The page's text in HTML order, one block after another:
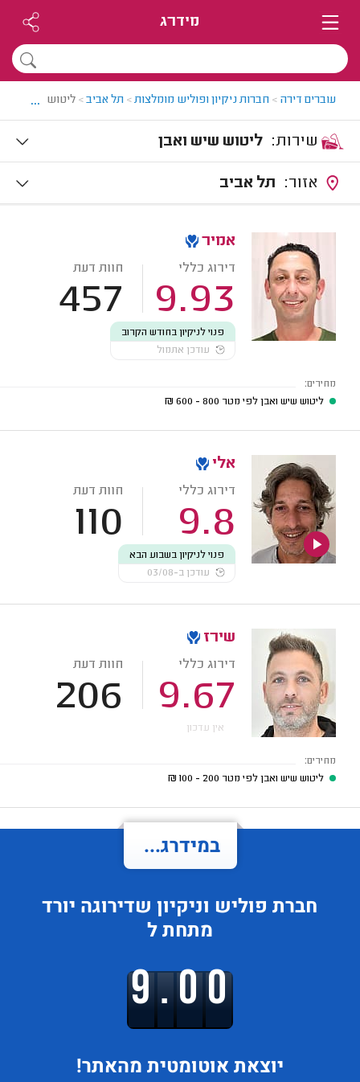
מידרג
עוברים דירה > חברות ניקיון ופוליש מומלצות> תל אביב> ליטוש שיש
...
ליטוש שיש ואבן
תל אביב
אמיר
דירוג כללי
9.93
חוות דעת
457
פנוי לניקיון בחודש הקרוב
עודכן אתמול
מחירים:
ליטוש שיש ואבן לפי מטר 800 - 600
₪
אלי
דירוג כללי
9.8
חוות דעת
110
פנוי לניקיון בשבוע הבא
עודכן ב-03/08
שירז
דירוג כללי
9.67
חוות דעת
206
אין עדכון
מחירים:
ליטוש שיש ואבן לפי מטר 200 - 100
₪
במידרג...
חברת פוליש וניקיון שדירוגה יורד
מתחת ל
9.00
יוצאת אוטומטית מהאתר!